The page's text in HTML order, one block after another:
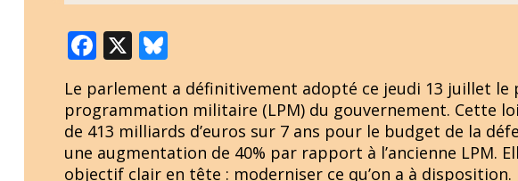
F
ac
e
b
o
X Bl
e
sk
y
Le parlement a définitivement adopté ce jeudi 13 juillet le
programmation militaire (LPM) du gouvernement. Cette
de 413 milliards d’euros sur 7 ans pour le budget de la
une augmentation de 40% par rapport à l’ancienne LPM.
objectif clair en tête : moderniser ce qu’on a à disposition.